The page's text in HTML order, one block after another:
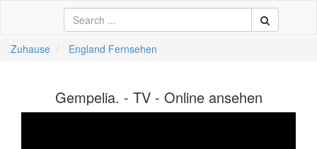
Zuhause England Fernsehen
Gempelia. - TV - Online ansehen